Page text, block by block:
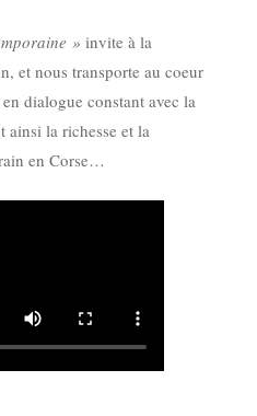
» invite à la
et nous transporte au coeur
dialogue constant avec la
ainsi la richesse et la
en Corse…